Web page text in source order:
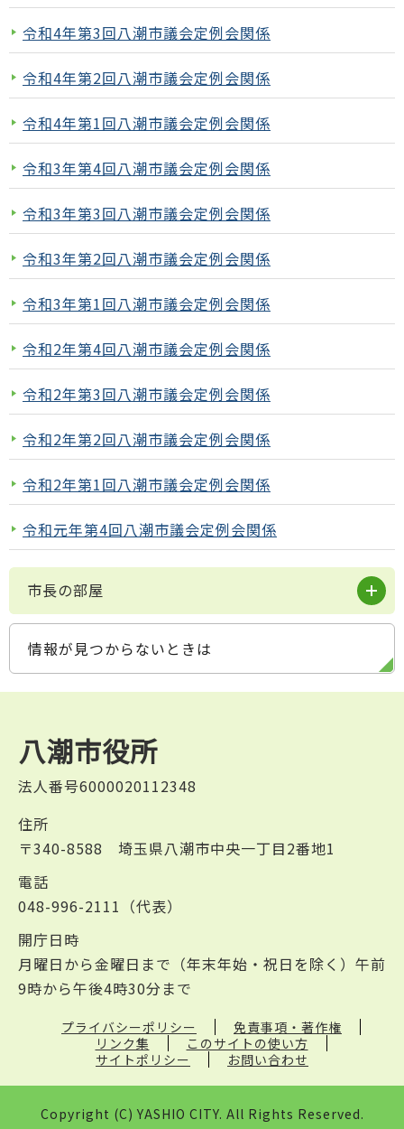
令和4年第3回八潮市議会定例会関係
令和4年第2回八潮市議会定例会関係
令和4年第1回八潮市議会定例会関係
令和3年第4回八潮市議会定例会関係
令和3年第3回八潮市議会定例会関係
令和3年第2回八潮市議会定例会関係
令和3年第1回八潮市議会定例会関係
令和2年第4回八潮市議会定例会関係
令和2年第3回八潮市議会定例会関係
令和2年第2回八潮市議会定例会関係
令和2年第1回八潮市議会定例会関係
令和元年第4回八潮市議会定例会関係
市長の部屋
情報が見つからないときは
八潮市役所
法人番号6000020112348
住所
〒340-8588 埼玉県八潮市中央一丁目2番地1
電話
048-996-2111（代表）
開庁日時
月曜日から金曜日まで（年末年始・祝日を除く）午前
9時から午後4時30分まで
プライバシーポリシー
免責事項・著作権
リンク集
このサイトの使い方
サイトポリシー
お問い合わせ
Copyright (C) YASHIO CITY. All Rights Reserved.